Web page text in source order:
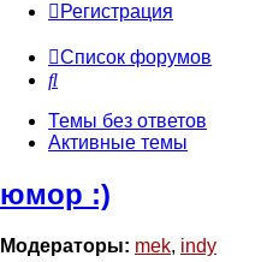
Регистрация
Список форумов
Поиск
Темы без ответов
Активные темы
юмор :)
Модераторы: mek, indy